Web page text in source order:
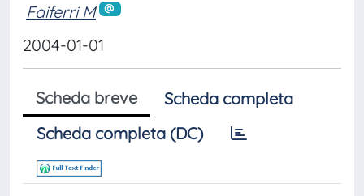
Faiferri M
2004-01-01
Scheda breve
Scheda completa
Scheda completa (DC)